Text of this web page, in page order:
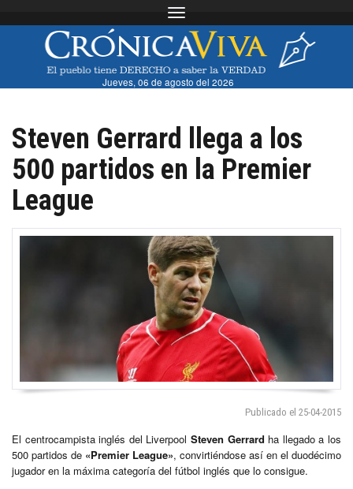
Toggle navigation
Jueves, 06 de agosto del 2026
Steven Gerrard llega a los
500 partidos en la Premier
League
Publicado el 25-04-2015
El centrocampista inglés del Liverpool Steven Gerrard ha llegado a los
500 partidos de «Premier League», convirtiéndose así en el duodécimo
jugador en la máxima categoría del fútbol inglés que lo consigue.